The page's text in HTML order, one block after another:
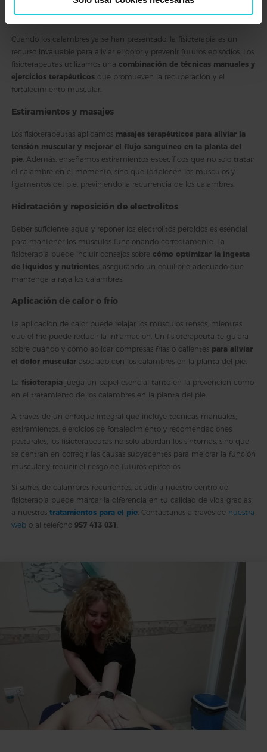
del pie
Cuando los calambres ya se han presentado, la fisioterapia es un
recurso invaluable para aliviar el dolor y prevenir futuros episodios. Los
fisioterapeutas utilizamos una combinación de técnicas manuales y
ejercicios terapéuticos que promueven la recuperación y el
fortalecimiento muscular.
Estiramientos y masajes
Los fisioterapeutas aplicamos masajes terapéuticos para aliviar la
tensión muscular y mejorar el flujo sanguíneo en la planta del
pie. Además, enseñamos estiramientos específicos que no solo tratan
el calambre en el momento, sino que fortalecen los músculos y
ligamentos del pie, previniendo la recurrencia de los calambres.
Hidratación y reposición de electrolitos
Beber suficiente agua y reponer los electrolitos perdidos es esencial
para mantener los músculos funcionando correctamente. La
fisioterapia puede incluir consejos sobre cómo optimizar la ingesta
de líquidos y nutrientes, asegurando un equilibrio adecuado que
mantenga a raya los calambres.
Aplicación de calor o frío
La aplicación de calor puede relajar los músculos tensos, mientras
que el frío puede reducir la inflamación. Un fisioterapeuta te guiará
sobre cuándo y cómo aplicar compresas frías o calientes para aliviar
el dolor muscular asociado con los calambres en la planta del pie.
La fisioterapia juega un papel esencial tanto en la prevención como
en el tratamiento de los calambres en la planta del pie.
A través de un enfoque integral que incluye técnicas manuales,
estiramientos, ejercicios de fortalecimiento y recomendaciones
posturales, los fisioterapeutas no solo abordan los síntomas, sino que
se centran en corregir las causas subyacentes para mejorar la función
muscular y reducir el riesgo de futuros episodios.
Si sufres de calambres recurrentes, acudir a nuestro centro de
fisioterapia puede marcar la diferencia en tu calidad de vida gracias
a nuestros tratamientos para el pie. Contáctanos a través de nuestra
web o al teléfono 957 413 031 .